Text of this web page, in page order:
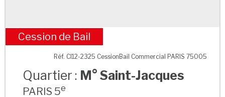
M° Saint-Jacques
Cession de Bail
Réf. CI12-2325 CessionBail Commercial PARIS 75005
Quartier : M° Saint-Jacques
PARIS 5e